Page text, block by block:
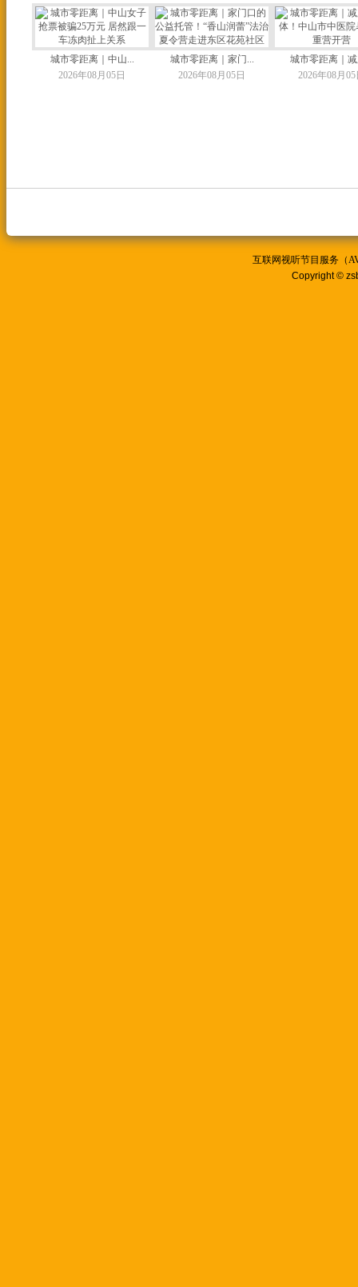
城市零距离｜中山...
2026年08月05日
城市零距离｜家门...
2026年08月05日
城市零距离｜
2026年08月05
互联网视听节目服务（
Copyright ©